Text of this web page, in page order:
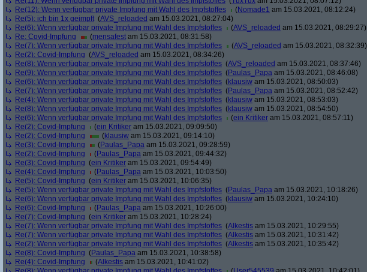
Re(12): Wenn verfügbar private Impfung mit Wahl des Impfstoffes
(Nomade1 am 15.03.2021, 08:12:24)
Re(5): ich bin 1x geimpft (AVS_reloaded am 15.03.2021, 08:27:04)
Re(6): Wenn verfügbar private Impfung mit Wahl des Impfstoffes
(AVS_reloaded am 15.03.2021, 08:29:27)
Re: Covid-Impfung
(mensafest am 15.03.2021, 08:31:58)
Re(7): Wenn verfügbar private Impfung mit Wahl des Impfstoffes
(AVS_reloaded am 15.03.2021, 08:32:39)
Re(2): Covid-Impfung (AVS_reloaded am 15.03.2021, 08:34:26)
Re(8): Wenn verfügbar private Impfung mit Wahl des Impfstoffes (AVS_reloaded am 15.03.2021, 08:37:46)
Re(9): Wenn verfügbar private Impfung mit Wahl des Impfstoffes (Paulas_Papa am 15.03.2021, 08:46:08)
Re(6): Wenn verfügbar private Impfung mit Wahl des Impfstoffes (klausiw am 15.03.2021, 08:50:03)
Re(7): Wenn verfügbar private Impfung mit Wahl des Impfstoffes (Paulas_Papa am 15.03.2021, 08:52:42)
Re(4): Wenn verfügbar private Impfung mit Wahl des Impfstoffes (klausiw am 15.03.2021, 08:53:03)
Re(8): Wenn verfügbar private Impfung mit Wahl des Impfstoffes (klausiw am 15.03.2021, 08:54:50)
Re(6): Wenn verfügbar private Impfung mit Wahl des Impfstoffes
(ein Kritiker am 15.03.2021, 08:57:11)
Re(2): Covid-Impfung
(ein Kritiker am 15.03.2021, 09:09:50)
Re(2): Covid-Impfung
(klausiw am 15.03.2021, 09:14:10)
Re(3): Covid-Impfung
(Paulas_Papa am 15.03.2021, 09:28:59)
Re(2): Covid-Impfung
(Paulas_Papa am 15.03.2021, 09:44:32)
Re(3): Covid-Impfung (ein Kritiker am 15.03.2021, 09:54:49)
Re(4): Covid-Impfung
(Paulas_Papa am 15.03.2021, 10:03:50)
Re(5): Covid-Impfung (ein Kritiker am 15.03.2021, 10:06:35)
Re(5): Wenn verfügbar private Impfung mit Wahl des Impfstoffes (Paulas_Papa am 15.03.2021, 10:18:26)
Re(6): Wenn verfügbar private Impfung mit Wahl des Impfstoffes (klausiw am 15.03.2021, 10:24:10)
Re(6): Covid-Impfung
(Paulas_Papa am 15.03.2021, 10:26:00)
Re(7): Covid-Impfung (ein Kritiker am 15.03.2021, 10:28:24)
Re(7): Wenn verfügbar private Impfung mit Wahl des Impfstoffes (Alkestis am 15.03.2021, 10:29:55)
Re(7): Wenn verfügbar private Impfung mit Wahl des Impfstoffes (Alkestis am 15.03.2021, 10:31:42)
Re(2): Wenn verfügbar private Impfung mit Wahl des Impfstoffes (Alkestis am 15.03.2021, 10:35:42)
Re(8): Covid-Impfung (Paulas_Papa am 15.03.2021, 10:38:58)
Re(4): Covid-Impfung
(Alkestis am 15.03.2021, 10:41:02)